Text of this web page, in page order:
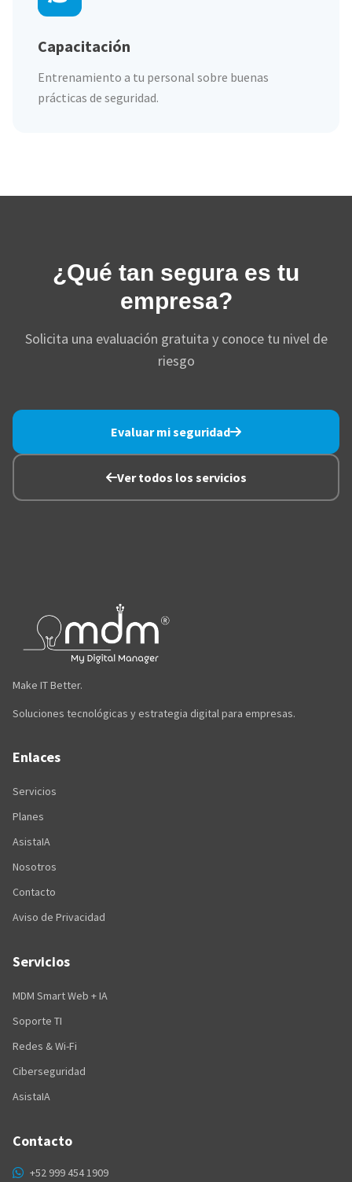
Capacitación
Entrenamiento a tu personal sobre buenas
prácticas de seguridad.
¿Qué tan segura es tu
empresa?
Solicita una evaluación gratuita y conoce tu nivel de
riesgo
Evaluar mi seguridad
Ver todos los servicios
Make IT Better.
Soluciones tecnológicas y estrategia digital para empresas.
Enlaces
Servicios
Planes
AsistaIA
Nosotros
Contacto
Aviso de Privacidad
Servicios
MDM Smart Web + IA
Soporte TI
Redes & Wi-Fi
Ciberseguridad
AsistaIA
Contacto
+52 999 454 1909